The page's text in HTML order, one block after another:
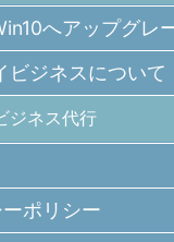
へアップグレ
ビジネスについて
ジネス代行
ポリシー